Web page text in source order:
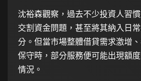
沈裕森觀察，過去不少投資人習
交割資金問題，甚至將其納入日
分。但當市場整體借貸需求激增
保守時，部分服務便可能出現額
情況。